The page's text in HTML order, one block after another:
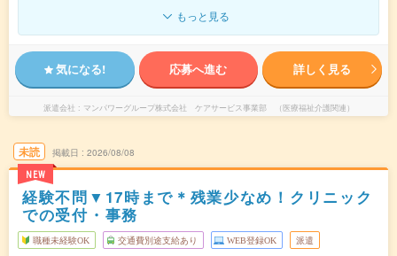
もっと見る
気になる! 応募へ進む 詳しく見る
派遣会社 マンパワーグループ株式会社 ケアサービス事業部 （医療福祉介護関連）
未読
NEW
掲載日 2026/08/08
経験不問▼17時まで＊残業少なめ！クリニック
での受付・事務
職種未経験OK 交通費別途支給あり WEB登録OK 派遣